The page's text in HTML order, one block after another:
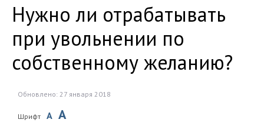
Нужно ли отрабатывать
при увольнении по
собственному желанию?
Обновлено: 27 января 2018
Шрифт A A